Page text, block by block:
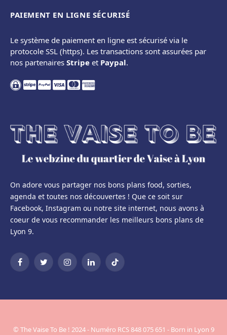
PAIEMENT EN LIGNE SÉCURISÉ
Le système de paiement en ligne est sécurisé via le
protocole SSL (https). Les transactions sont assurées par
nos partenaires Stripe et Paypal.
On adore vous partager nos bons plans food, sorties,
agenda et toutes nos découvertes ! Que ce soit sur
Facebook, Instagram ou notre site internet, nous avons à
coeur de vous recommander les meilleurs bons plans de
Lyon 9.
FacebookTwitterInstagramLinkedInTikTok
© The Vaise To Be ! 2024 - Numéro RCS 848 075 651 - Born in Lyon 9